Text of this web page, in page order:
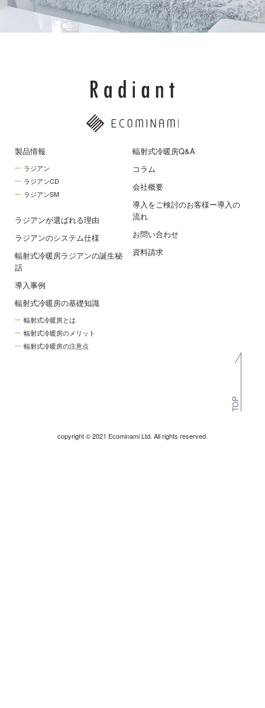
TOP
製品情報
ラジアン
ラジアンCD
ラジアンSM
ラジアンが選ばれる理由
ラジアンのシステム仕様
輻射式冷暖房ラジアンの誕生秘
話
導入事例
輻射式冷暖房の基礎知識
輻射式冷暖房とは
輻射式冷暖房のメリット
輻射式冷暖房の注意点
輻射式冷暖房Q&A
コラム
会社概要
導入をご検討のお客様ー導入の
流れ
お問い合わせ
資料請求
copyright © 2021 Ecominami Ltd. All rights reserved.